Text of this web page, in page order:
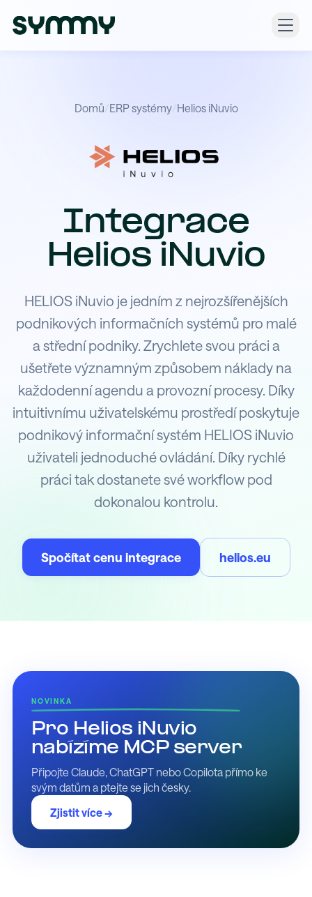
Domů/ERP systémy/Helios iNuvio
Integrace
Helios iNuvio
HELIOS iNuvio je jedním z nejrozšířenějších
podnikových informačních systémů pro malé
a střední podniky. Zrychlete svou práci a
ušetřete významným způsobem náklady na
každodenní agendu a provozní procesy. Díky
intuitivnímu uživatelskému prostředí poskytuje
podnikový informační systém HELIOS iNuvio
uživateli jednoduché ovládání. Díky rychlé
práci tak dostanete své workflow pod
dokonalou kontrolu.
Spočítat cenu integrace helios.eu
NOVINKA
Pro Helios iNuvio
nabízíme MCP server
Připojte Claude, ChatGPT nebo Copilota přímo ke
svým datům a ptejte se jich česky.
Zjistit více →